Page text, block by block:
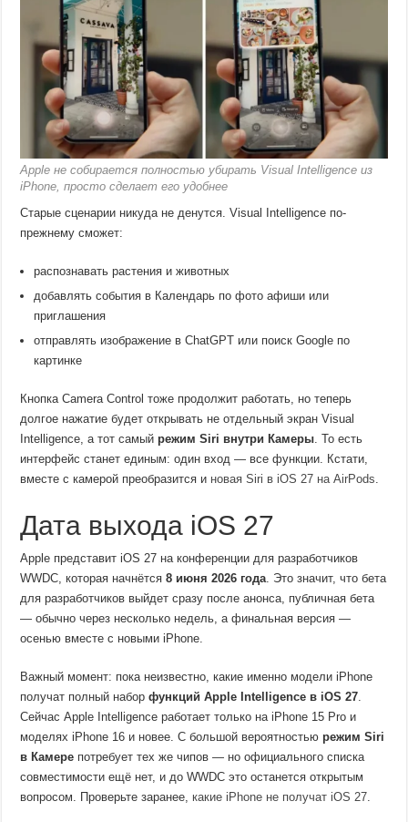
Apple не собирается полностью убирать Visual Intelligence из
iPhone, просто сделает его удобнее
Старые сценарии никуда не денутся. Visual Intelligence по-
прежнему сможет:
распознавать растения и животных
добавлять события в Календарь по фото афиши или
приглашения
отправлять изображение в ChatGPT или поиск Google по
картинке
Кнопка Camera Control тоже продолжит работать, но теперь
долгое нажатие будет открывать не отдельный экран Visual
Intelligence, а тот самыйрежим Siri внутри Камеры . То есть
интерфейс станет единым: один вход — все функции. Кстати,
вместе с камерой преобразится и новая Siri в iOS 27 на AirPods
Дата выхода iOS 27
Apple представит iOS 27 на конференции для разработчиков
WWDC, которая начнётся8 июня 2026 года . Это значит, что бета
для разработчиков выйдет сразу после анонса, публичная бета
— обычно через несколько недель, а финальная версия —
осенью вместе с новыми iPhone.
Важный момент: пока неизвестно, какие именно модели iPhone
получат полный наборфункций Apple Intelligence в iOS 27
Сейчас Apple Intelligence работает только на iPhone 15 Pro и
моделях iPhone 16 и новее. С большой вероятностьюрежим Siri
в Камере потребует тех же чипов — но официального списка
совместимости ещё нет, и до WWDC это останется открытым
вопросом. Проверьте заранее,какие iPhone не получат iOS 27